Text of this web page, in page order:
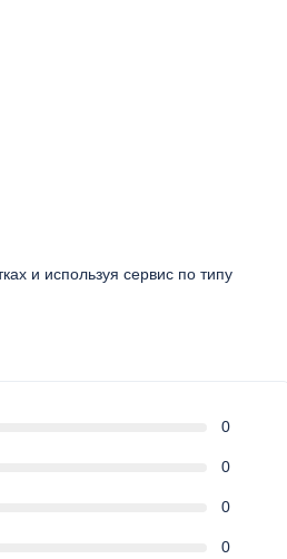
и используя сервис по типу
0
0
0
0